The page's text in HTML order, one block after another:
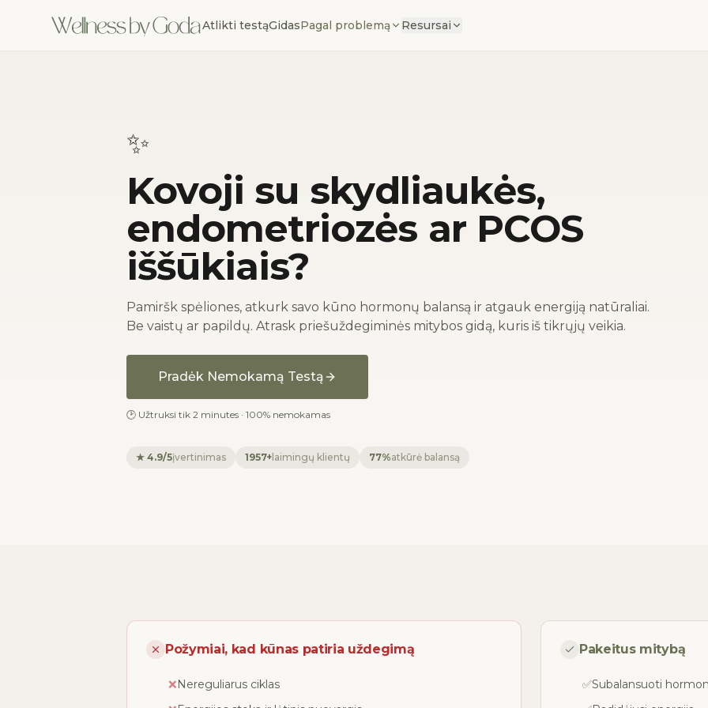
Atlikti testąGidasPagal problemą Resursai
✨
Kovoji su skydliaukės,
endometriozės ar PCOS
iššūkiais?
Pamiršk spėliones, atkurk savo kūno hormonų balansą ir atgauk energiją natūraliai.
Be vaistų ar papildų. Atrask priešuždegiminės mitybos gidą, kuris iš tikrųjų veikia.
Pradėk Nemokamą Testą
🕑 Užtruksi tik 2 minutes · 100% nemokamas
★ 4.9/5įvertinimas 1957+ laimingų klientų 77%atkūrė balansą
Požymiai, kad kūnas patiria uždegimą
❌Nereguliarus ciklas
Pakeitus mitybą
✅Subalansuoti